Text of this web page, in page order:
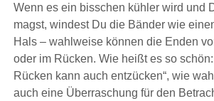
Wenn es ein bisschen kühler wird und
magst, windest Du die Bänder wie
Hals – wahlweise können die Enden
oder im Rücken. Wie heißt es so
Rücken kann auch entzücken“, wie
auch eine Überraschung für den